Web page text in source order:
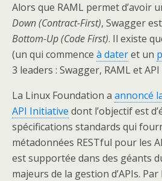
Alors que RAML permet d’avoir
Down (Contract-First), Swagger
Bottom-Up (Code First). Il existe
(un qui commence à dateret un
3 leaders : Swagger, RAML et
La Linux Foundation a annoncé
API Initiative dont l’objectif est
spécifications standards qui
métadonnées RESTful pour les
est supportée dans des géants
majeurs de la gestion d’APIs.